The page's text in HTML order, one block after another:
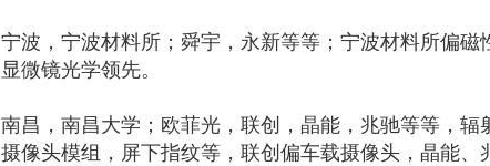
宁波，宁波材料所；舜宇，永新等等；宁波材料所偏磁
显微镜光学领先。
南昌，南昌大学；欧菲光，联创，晶能，兆驰等等，辐
摄像头模组，屏下指纹等，联创偏车载摄像头，晶能、